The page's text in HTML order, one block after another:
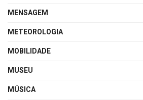
MENSAGEM
METEOROLOGIA
MOBILIDADE
MUSEU
MÚSICA